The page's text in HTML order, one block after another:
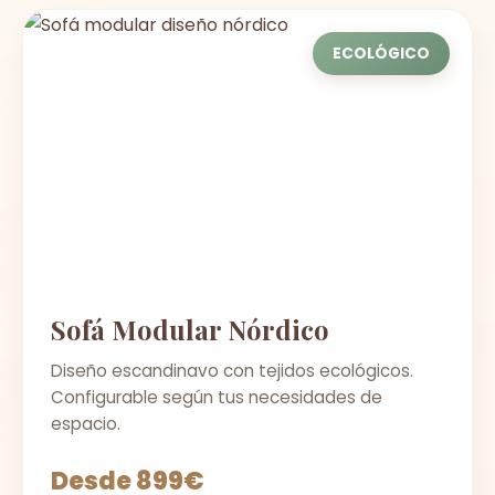
ECOLÓGICO
Sofá Modular Nórdico
Diseño escandinavo con tejidos ecológicos.
Configurable según tus necesidades de
espacio.
Desde 899€